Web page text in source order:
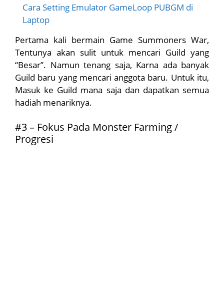
Cara Setting Emulator GameLoop PUBGM di
Laptop
Pertama kali bermain Game Summoners War,
Tentunya akan sulit untuk mencari Guild yang
“Besar”. Namun tenang saja, Karna ada banyak
Guild baru yang mencari anggota baru. Untuk itu,
Masuk ke Guild mana saja dan dapatkan semua
hadiah menariknya.
#3 – Fokus Pada Monster Farming /
Progresi